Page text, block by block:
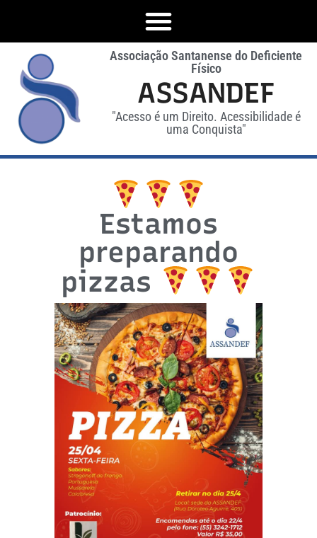
Associação Santanense do Deficiente
Físico
ASSANDEF
"Acesso é um Direito. Acessibilidade é
uma Conquista"
Estamos
preparando
pizzas